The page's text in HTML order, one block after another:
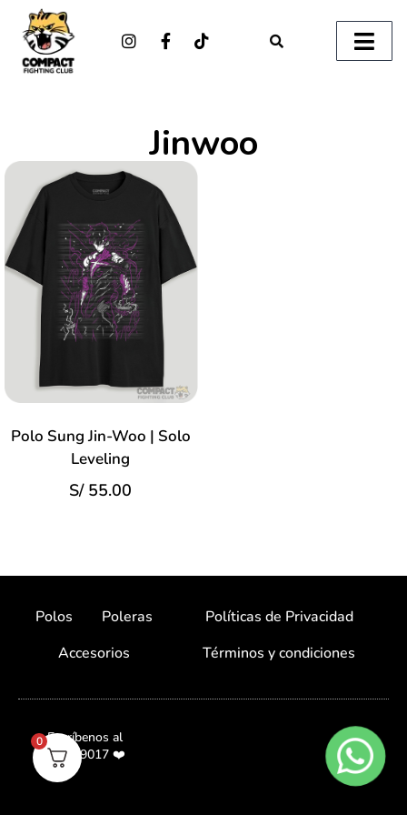
Jinwoo
Polo Sung Jin-Woo | Solo
Leveling
S/55.00
Polos
Poleras
Accesorios
Políticas de Privacidad
Términos y condiciones
Escríbenos al
987059017 ❤️
0